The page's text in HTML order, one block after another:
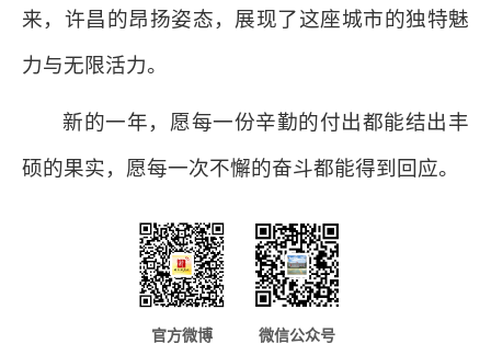
来，许昌的昂扬姿态，展现了这座城市的独特魅
力与无限活力。
新的一年，愿每一份辛勤的付出都能结出丰
硕的果实，愿每一次不懈的奋斗都能得到回应。
官方微博 微信公众号